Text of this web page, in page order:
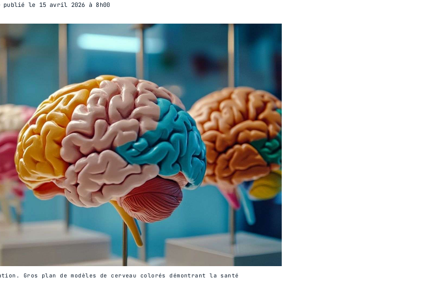
publié le 15 avril 2026 à 8h00
Gros plan de modèles de cerveau colorés démontrant la santé